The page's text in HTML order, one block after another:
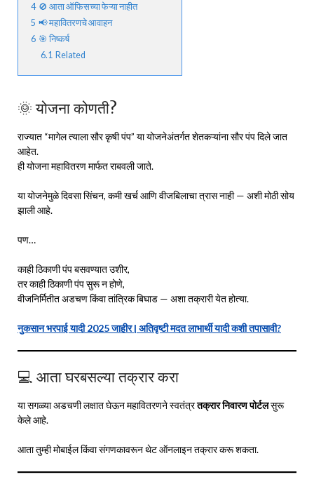
4 🚫 आता ऑफिसच्या फेऱ्या नाहीत
5 📢 महावितरणचे आवाहन
6 🎯 निष्कर्ष
6.1 Related
🌞 योजना कोणती?
राज्यात “मागेल त्याला सौर कृषी पंप” या योजनेअंतर्गत शेतकऱ्यांना सौर पंप दिले जात
आहेत.
ही योजना महावितरण मार्फत राबवली जाते.
या योजनेमुळे दिवसा सिंचन, कमी खर्च आणि वीजबिलाचा त्रास नाही — अशी मोठी सोय
झाली आहे.
पण…
काही ठिकाणी पंप बसवण्यात उशीर,
तर काही ठिकाणी पंप सुरू न होणे,
वीजनिर्मितीत अडचण किंवा तांत्रिक बिघाड — अशा तक्रारी येत होत्या.
नुकसान भरपाई यादी 2025 जाहीर | अतिवृष्टी मदत लाभार्थी यादी कशी तपासावी?
💻 आता घरबसल्या तक्रार करा
या सगळ्या अडचणी लक्षात घेऊन महावितरणने स्वतंत्रतक्रार निवारण पोर्टलसुरू
केले आहे.
आता तुम्ही मोबाईल किंवा संगणकावरून थेट ऑनलाइन तक्रार करू शकता.